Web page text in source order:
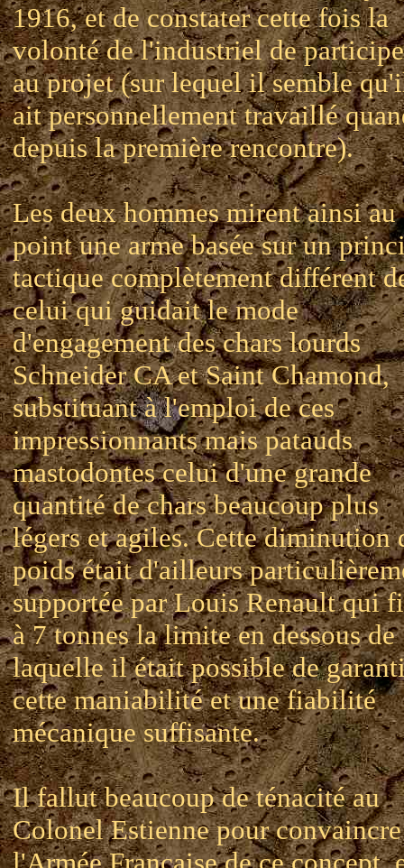
1916, et de constater cette fois la
volonté de l'industriel de
au projet (sur lequel il semble
ait personnellement travaillé
depuis la première rencontre).
Les deux hommes mirent ainsi au
point une arme basée sur un
tactique complètement différent
celui qui guidait le mode
d'engagement des chars lourds
Schneider CA et Saint Chamond,
substituant à l'emploi de ces
impressionnants mais patauds
mastodontes celui d'une grande
quantité de chars beaucoup plus
légers et agiles. Cette diminution
poids était d'ailleurs
supportée par Louis Renault qui
à 7 tonnes la limite en dessous de
laquelle il était possible de
cette maniabilité et une fiabilité
mécanique suffisante.
Il fallut beaucoup de ténacité au
Colonel Estienne pour convaincre